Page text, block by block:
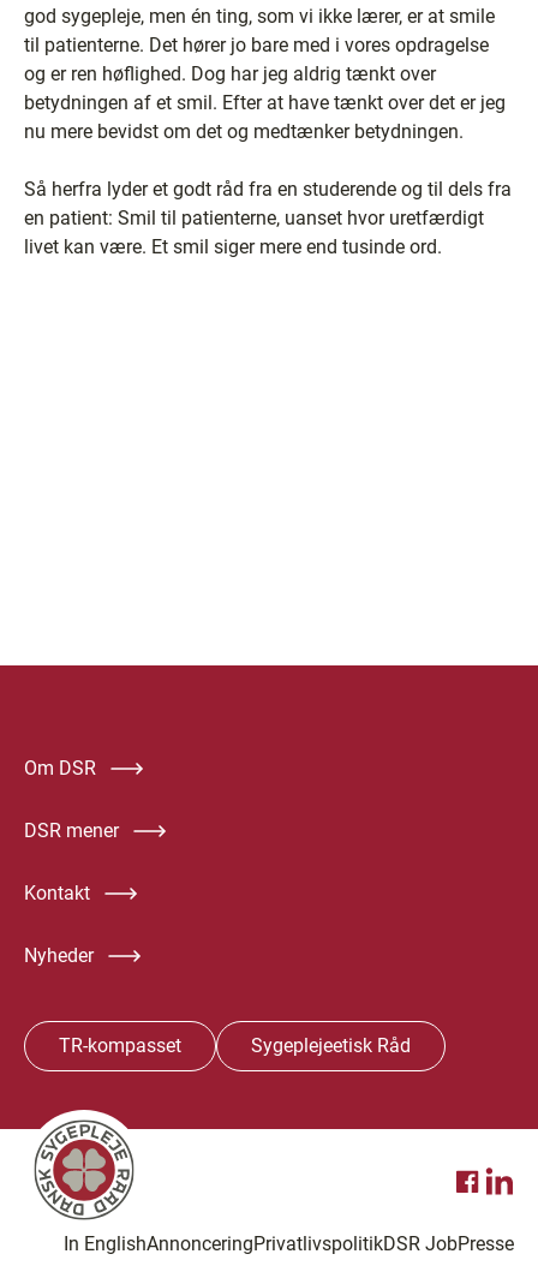
god sygepleje, men én ting, som vi ikke lærer, er at smile
til patienterne. Det hører jo bare med i vores opdragelse
og er ren høflighed. Dog har jeg aldrig tænkt over
betydningen af et smil. Efter at have tænkt over det er jeg
nu mere bevidst om det og medtænker betydningen.
Så herfra lyder et godt råd fra en studerende og til dels fra
en patient: Smil til patienterne, uanset hvor uretfærdigt
livet kan være. Et smil siger mere end tusinde ord.
Om DSR
DSR mener
Kontakt
Nyheder
TR-kompasset Sygeplejeetisk Råd
In EnglishAnnonceringPrivatlivspolitikDSR JobPresse